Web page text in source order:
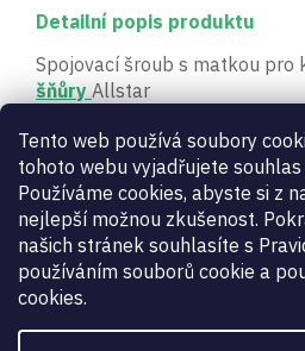
Tento web používá soubory
tohoto webu vyjadřujete
Používáme cookies, abyste si z
nejlepší možnou zkušenost.
našich stránek souhlasíte s
používáním souborů cookie a
cookies.
Detailní popis produktu
Spojovací šroub s matkou pro
šňůry Allstar
Doplňkové
Kategorie
Fleretové
doplňky
Záruka
2 roky
Určení
Zbraň: kord,fleret,